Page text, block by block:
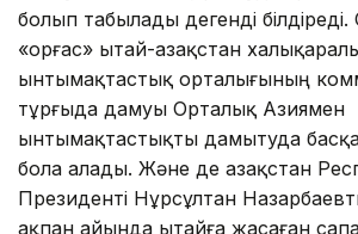
болып табылады дегенді
«Қорғас» Қытай-Қазақстан
ынтымақтастық орталығының
тұрғыда дамуы Орталық Азиямен
ынтымақтастықты дамытуда басқа
бола алады. Және де Қазақстан
Президенті Нұрсұлтан
ақпан айында Қытайға жасаған